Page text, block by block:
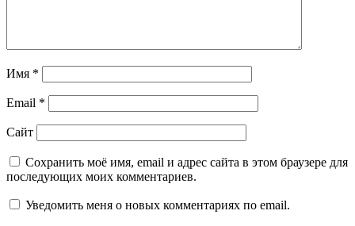
Имя *
Email *
Сайт
Сохранить моё имя, email и адрес сайта в этом браузере для
последующих моих комментариев.
Уведомить меня о новых комментариях по email.